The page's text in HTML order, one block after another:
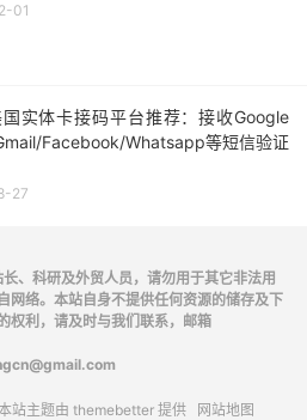
01
实体卡接码平台推荐：接收Google
Facebook/Whatsapp等短信验证
27
长、科研及外贸人员，请勿用于其它非法用
网络。本站自身不提供任何资源的储存及下
权利，请及时与我们联系，邮箱
站主题由 themebetter 提供 网站地图